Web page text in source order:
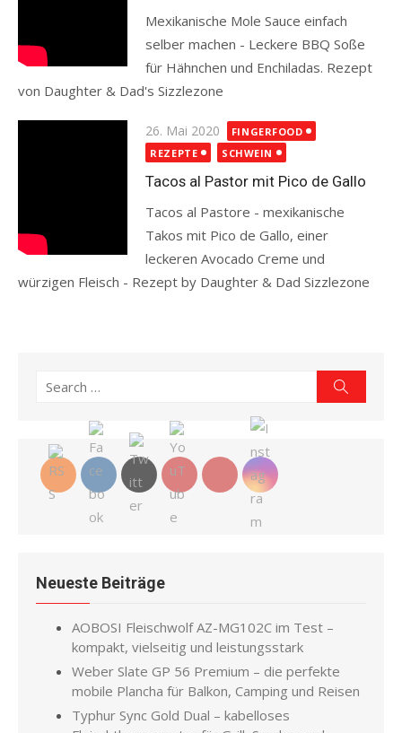
Mexikanische Mole Sauce einfach
selber machen - Leckere BBQ Soße
für Hähnchen und Enchiladas. Rezept
von Daughter & Dad's Sizzlezone
Posted
on
26. Mai 2020
FINGERFOOD
REZEPTE
SCHWEIN
Tacos al Pastor mit Pico de Gallo
Tacos al Pastore - mexikanische
Takos mit Pico de Gallo, einer
leckeren Avocado Creme und
würzigen Fleisch - Rezept by Daughter & Dad Sizzlezone
Search
Neueste Beiträge
AOBOSI Fleischwolf AZ-MG102C im Test –
kompakt, vielseitig und leistungsstark
Weber Slate GP 56 Premium – die perfekte
mobile Plancha für Balkon, Camping und Reisen
Typhur Sync Gold Dual – kabelloses